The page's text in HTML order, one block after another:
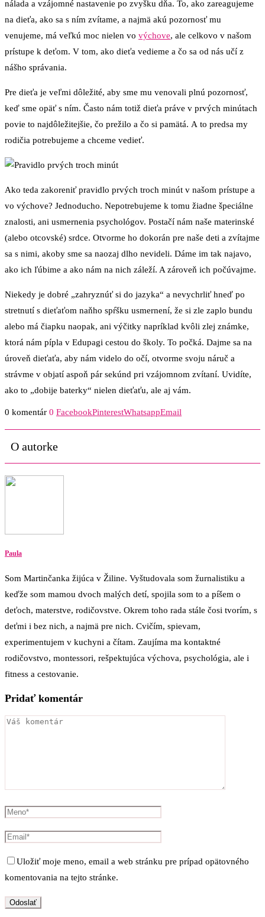
nálada a vzájomné nastavenie po zvyšku dňa. To, ako zareagujeme
na dieťa, ako sa s ním zvítame, a najmä akú pozornosť mu
venujeme, má veľkú moc nielen vo výchove, ale celkovo v našom
prístupe k deťom. V tom, ako dieťa vedieme a čo sa od nás učí z
nášho správania.
Pre dieťa je veľmi dôležité, aby sme mu venovali plnú pozornosť,
keď sme opäť s ním. Často nám totiž dieťa práve v prvých minútach
povie to najdôležitejšie, čo prežilo a čo si pamätá. A to predsa my
rodičia potrebujeme a chceme vedieť.
Ako teda zakoreniť pravidlo prvých troch minút v našom prístupe a
vo výchove? Jednoducho. Nepotrebujeme k tomu žiadne špeciálne
znalosti, ani usmernenia psychológov. Postačí nám naše materinské
(alebo otcovské) srdce. Otvorme ho dokorán pre naše deti a zvítajme
sa s nimi, akoby sme sa naozaj dlho nevideli. Dáme im tak najavo,
ako ich ľúbime a ako nám na nich záleží. A zároveň ich počúvajme.
Niekedy je dobré „zahryznúť si do jazyka“ a nevychrliť hneď po
stretnutí s dieťaťom naňho spŕšku usmernení, že si zle zaplo bundu
alebo má čiapku naopak, ani výčitky napríklad kvôli zlej známke,
ktorá nám pípla v Edupagi cestou do školy. To počká. Dajme sa na
úroveň dieťaťa, aby nám videlo do očí, otvorme svoju náruč a
strávme v objatí aspoň pár sekúnd pri vzájomnom zvítaní. Uvidíte,
ako to „dobije baterky“ nielen dieťaťu, ale aj vám.
0 komentár 0 FacebookPinterestWhatsappEmail
O autorke
Paula
Som Martinčanka žijúca v Žiline. Vyštudovala som žurnalistiku a
keďže som mamou dvoch malých detí, spojila som to a píšem o
deťoch, materstve, rodičovstve. Okrem toho rada stále čosi tvorím, s
deťmi i bez nich, a najmä pre nich. Cvičím, spievam,
experimentujem v kuchyni a čítam. Zaujíma ma kontaktné
rodičovstvo, montessori, rešpektujúca výchova, psychológia, ale i
fitness a cestovanie.
Pridať komentár
Uložiť moje meno, email a web stránku pre prípad opätovného
komentovania na tejto stránke.